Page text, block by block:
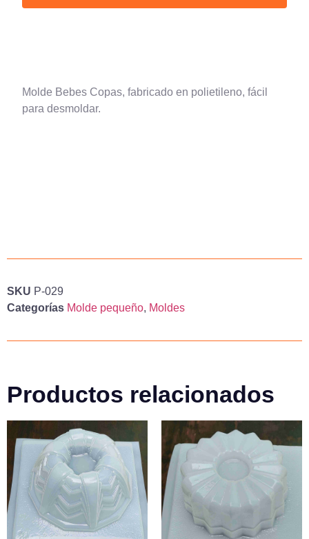
Molde Bebes Copas, fabricado en polietileno, fácil
para desmoldar.
SKU P-029
Categorías Molde pequeño, Moldes
Productos relacionados